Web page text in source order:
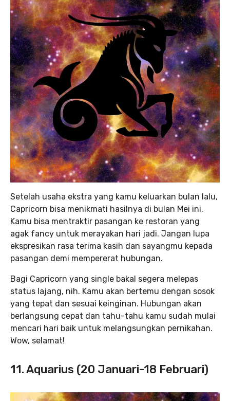
Setelah usaha ekstra yang kamu keluarkan bulan lalu,
Capricorn bisa menikmati hasilnya di bulan Mei ini.
Kamu bisa mentraktir pasangan ke restoran yang
agak fancy untuk merayakan hari jadi. Jangan lupa
ekspresikan rasa terima kasih dan sayangmu kepada
pasangan demi mempererat hubungan.
Bagi Capricorn yang single bakal segera melepas
status lajang, nih. Kamu akan bertemu dengan sosok
yang tepat dan sesuai keinginan. Hubungan akan
berlangsung cepat dan tahu-tahu kamu sudah mulai
mencari hari baik untuk melangsungkan pernikahan.
Wow, selamat!
11. Aquarius (20 Januari-18 Februari)